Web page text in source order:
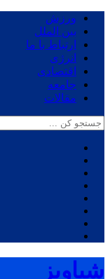
ورزش
بین الملل
ارتباط با ما
انرژی
اقتصادی
جامعه
مقالات
شباویز